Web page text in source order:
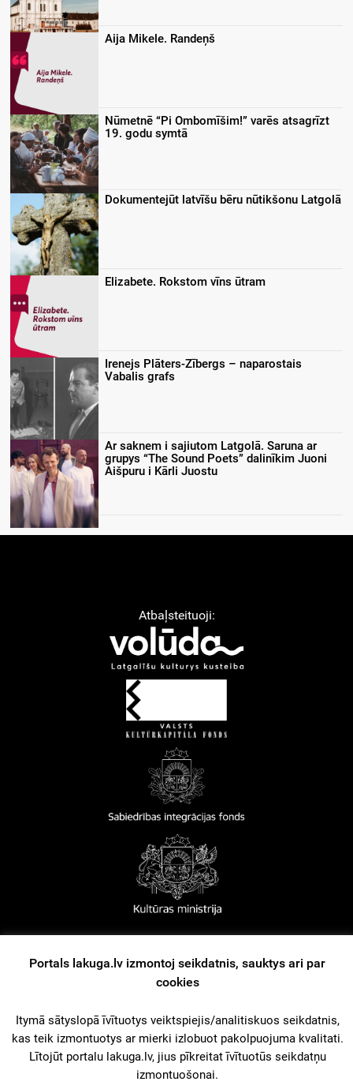
Aija Mikele. Randeņš
Nūmetnē “Pi Ombomīšim!” varēs atsagrīzt
19. godu symtā
Dokumentejūt latvīšu bēru nūtikšonu Latgolā
Elizabete. Rokstom vīns ūtram
Irenejs Plāters-Zībergs – naparostais
Vabalis grafs
Ar saknem i sajiutom Latgolā. Saruna ar
grupys “The Sound Poets” dalinīkim Juoni
Aišpuru i Kārli Juostu
Atbaļsteituoji:
Izstruoduots ar Gantry paleidzeibu
© 2026
Portals lakuga.lv izmontoj seikdatnis, sauktys ari par
cookies
Itymā sātyslopā īvītuotys veiktspiejis/analitiskuos seikdatnis,
kas teik izmontuotys ar mierki izlobuot pakolpuojuma kvalitati.
Lītojūt portalu lakuga.lv, jius pīkreitat īvītuotūs seikdatņu
izmontuošonai.